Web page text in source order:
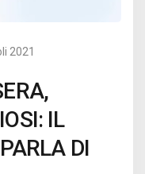
2021
IL
DI